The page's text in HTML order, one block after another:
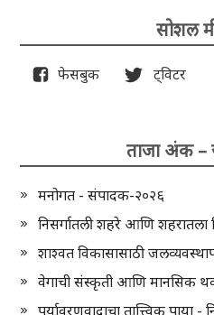
सोशल
फेसबुक ट्विटर
ताजा अंक –
मनोगत - संपादक-२०२६
निसर्गातली शहरे आणि
शाश्वत विकासासाठी
वेगाची संस्कृती आणि मानसिक
पर्यावरणवादाचा तात्त्विक पाया -